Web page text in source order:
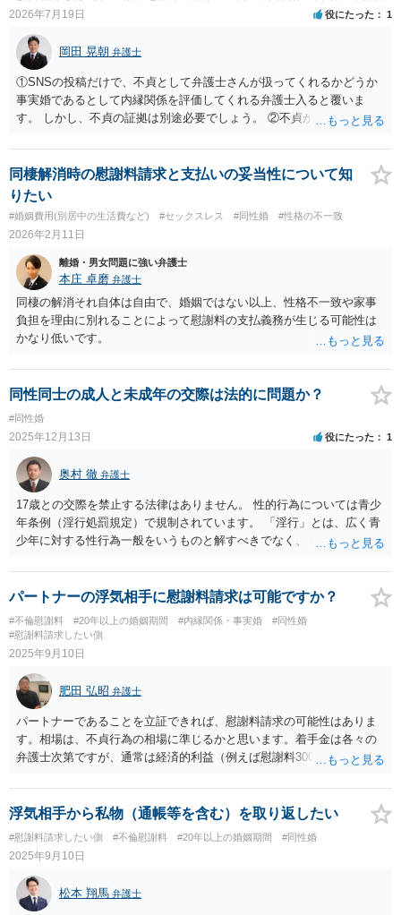
2026年7月19日 役にたった 1
岡田 晃朝 弁護士
①SNSの投稿だけで、不貞として弁護士さんが扱ってくれるかどうか
事実婚であるとして内縁関係を評価してくれる弁護士入ると覆いま
す。 しかし、不貞の証拠は別途必要でしょう。 ②不貞が認められない
消にあたるかどうか そこは協議の余地はあるかもしれませんが、離婚
の場合も相互に帰責性が無ければ（立証できなければ）、慰謝料など
は無いので、意味があるかでしょうね。
同棲解消時の慰謝料請求と支払いの妥当性について知
りたい
#婚姻費用(別居中の生活費など) #セックスレス #同性婚 #性格の不一致
2026年2月11日
離婚・男女問題に強い弁護士
本庄 卓磨 弁護士
同棲の解消それ自体は自由で、婚姻ではない以上、性格不一致や家事
負担を理由に別れることによって慰謝料の支払義務が生じる可能性は
かなり低いです。
同性同士の成人と未成年の交際は法的に問題か？
#同性婚
2025年12月13日 役にたった 1
奥村 徹 弁護士
17歳との交際を禁止する法律はありません。 性的行為については青少
年条例（淫行処罰規定）で規制されています。 「淫行」とは、広く青
少年に対する性行為一般をいうものと解すべきでなく、 ①青少年を誘
当な手段により行う性交又は性交類似行為のほか ②青少年を単に自己
の性的欲望を満足させるための対象として扱つているとしか認められ
る。（最大判S60.10.23） という判例があるので、同性間のわいせつ
行為にも適用されると考えられます
パートナーの浮気相手に慰謝料請求は可能ですか？
#不倫慰謝料 #20年以上の婚姻期間 #内縁関係・事実婚
#同性婚
#慰謝料請求したい側
2025年9月10日
肥田 弘昭 弁護士
パートナーであることを立証できれば、慰謝料請求の可能性はありま
す。相場は、不貞行為の相場に準じるかと思います。着手金は各々の
弁護士次第ですが、通常は経済的利益（例えば慰謝料300万円）であれ
と思います。ご参考にしてください。
浮気相手から私物（通帳等を含む）を取り返したい
#慰謝料請求したい側 #不倫慰謝料 #20年以上の婚姻期間 #同性婚
2025年9月10日
松本 翔馬 弁護士